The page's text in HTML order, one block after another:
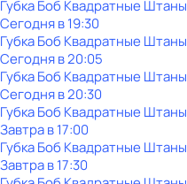
Губка Боб Квадратные Штаны
Сегодня в 19:30
Губка Боб Квадратные Штаны
Сегодня в 20:05
Губка Боб Квадратные Штаны
Сегодня в 20:30
Губка Боб Квадратные Штаны
Завтра в 17:00
Губка Боб Квадратные Штаны
Завтра в 17:30